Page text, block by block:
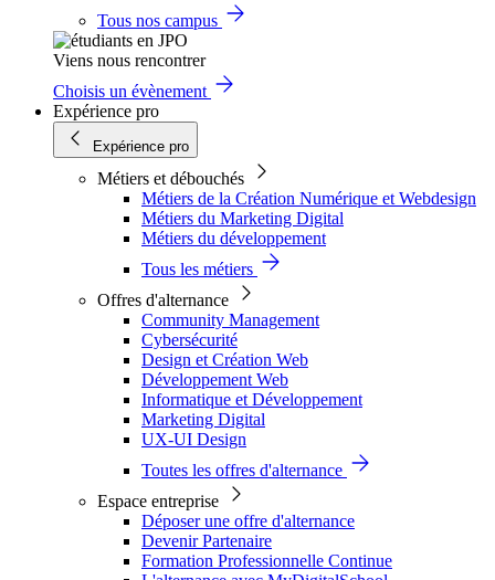
Tous nos campus
Viens nous rencontrer
Choisis un évènement
Expérience pro
Expérience pro
Métiers et débouchés
Métiers de la Création Numérique et Webdesign
Métiers du Marketing Digital
Métiers du développement
Tous les métiers
Offres d'alternance
Community Management
Cybersécurité
Design et Création Web
Développement Web
Informatique et Développement
Marketing Digital
UX-UI Design
Toutes les offres d'alternance
Espace entreprise
Déposer une offre d'alternance
Devenir Partenaire
Formation Professionnelle Continue